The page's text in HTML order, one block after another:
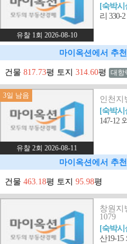
유찰 1회 2026-08-10
[숙박시
리 330-2
마이옥션에서 추
건물 817.73평 토지 314.60평 대항
3일 남음
유찰 2회 2026-08-11
인천지
[숙박시
147-12
마이옥션에서 추
건물 463.18평 토지 95.98평
창원지
1079
[숙박시
산19-15